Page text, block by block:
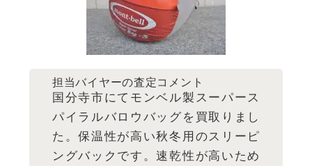
担当バイヤーの査定コメント
国分寺市にてモンベル製スーパース
パイラルバロウバッグを買取りまし
た。保温性が高い秋冬用のスリーピ
ングバックです。速乾性が高いため